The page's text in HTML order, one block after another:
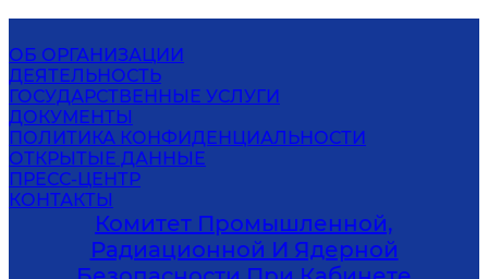
ОБ ОРГАНИЗАЦИИ
ДЕЯТЕЛЬНОСТЬ
ГОСУДАРСТВЕННЫЕ УСЛУГИ
ДОКУМЕНТЫ
ПОЛИТИКА КОНФИДЕНЦИАЛЬНОСТИ
ОТКРЫТЫЕ ДАННЫЕ
ПРЕСС-ЦЕНТР
КОНТАКТЫ
Комитет Промышленной,
Радиационной И Ядерной